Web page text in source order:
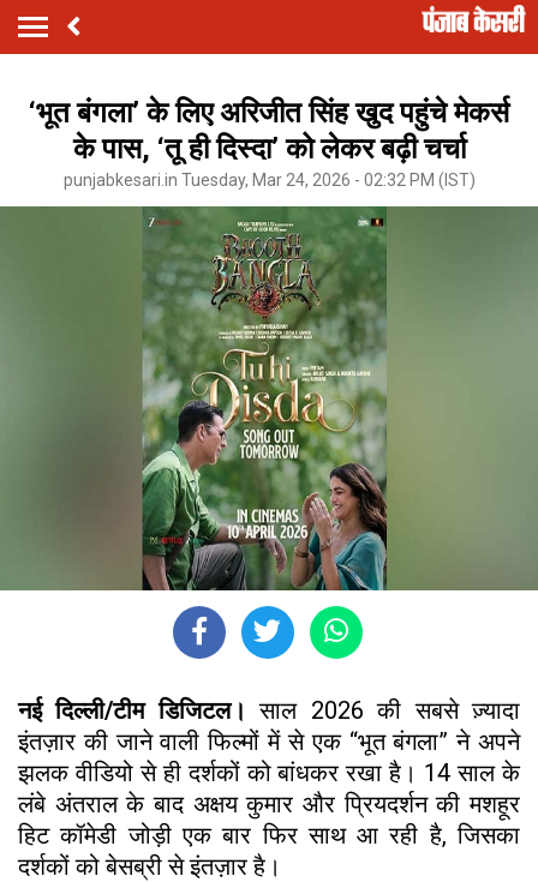
‘भूत बंगला’ के लिए अरिजीत सिंह खुद पहुंचे मेकर्स
के पास, ‘तू ही दिस्दा’ को लेकर बढ़ी चर्चा
punjabkesari.in Tuesday, Mar 24, 2026 - 02:32 PM (IST)
नई दिल्ली/टीम डिजिटल।साल 2026 की सबसे ज़्यादा
इंतज़ार की जाने वाली फिल्मों में से एक “भूत बंगला” ने अपने
झलक वीडियो से ही दर्शकों को बांधकर रखा है। 14 साल के
लंबे अंतराल के बाद अक्षय कुमार और प्रियदर्शन की मशहूर
हिट कॉमेडी जोड़ी एक बार फिर साथ आ रही है, जिसका
दर्शकों को बेसब्री से इंतज़ार है।